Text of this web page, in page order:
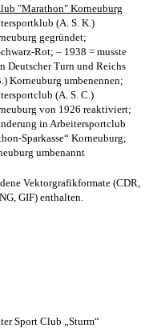
"Marathon" Korneuburg
(A. S. K.)
gegründet;
Rot; – 1938 = musste
Deutscher Turn und Reichs
Korneuburg umbenennen;
(A. S. C.)
von 1926 reaktiviert;
in Arbeitersportclub
Sparkasse“ Korneuburg;
umbenannt
Vektorgrafikformate (CDR,
GIF) enthalten.
Sport Club „Sturm“